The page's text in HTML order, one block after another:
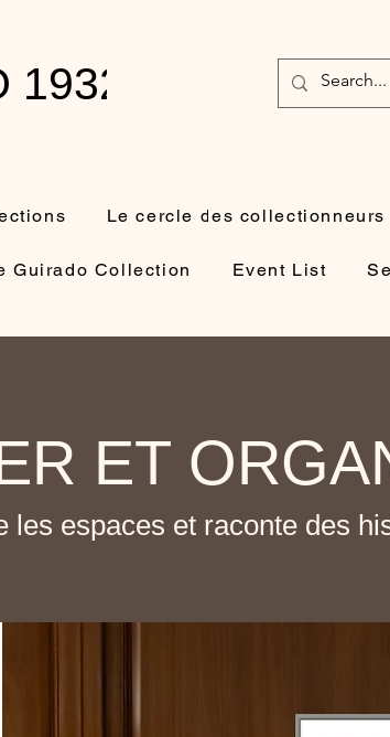
2010
Le cercle des collectionneurs
Guirado Collection Event List
ET
les espaces et raconte des